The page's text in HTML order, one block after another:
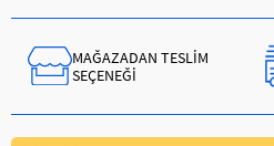
MAĞAZADAN TESLİM
SEÇENEĞİ